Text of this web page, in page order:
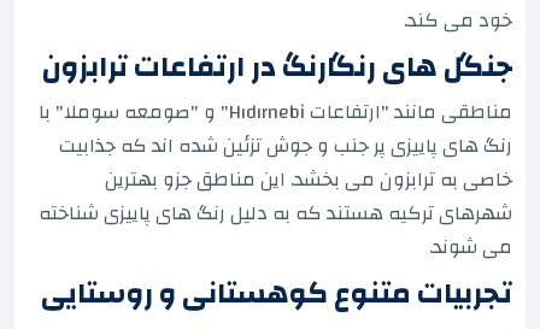
خود می کند.
جنگل های رنگارنگ در ارتفاعات ترابزون
مناطقی مانند "ارتفاعات Hıdırnebi" و "صومعه سوملا" با
رنگ های پاییزی پر جنب و جوش تزئین شده اند که جذابیت
خاصی به ترابزون می بخشد. این مناطق جزو بهترین
شهرهای ترکیه هستند که به دلیل رنگ های پاییزی شناخته
می شوند.
تجربیات متنوع کوهستانی و روستایی